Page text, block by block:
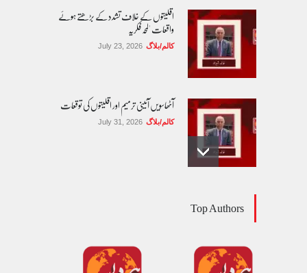
اقلیتوں کے خلاف تشدد کے بڑھتے ہوئے
واقعات 'لمحہ فکریہ
کالم/بلاگ July 23, 2026
آٹھاسویں آئینی ترمیم اور اقلیتوں کی توقعات
کالم/بلاگ July 31, 2026
Top Authors